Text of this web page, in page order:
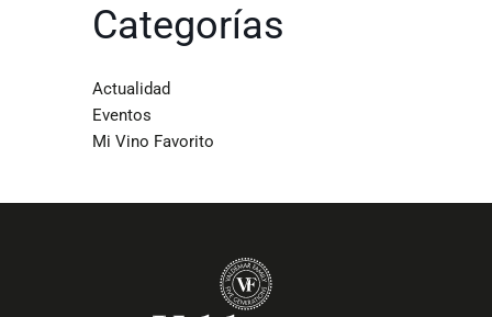
Categorías
Actualidad
Eventos
Mi Vino Favorito